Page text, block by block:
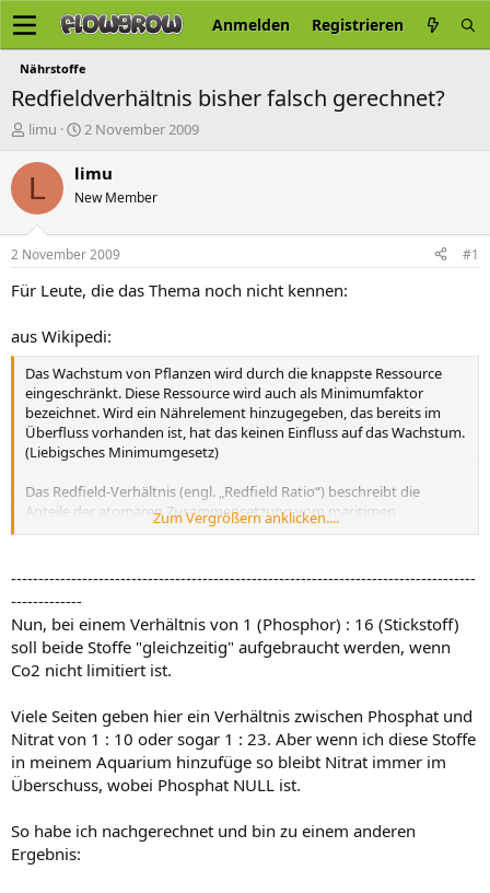
Anmelden Registrieren
Nährstoffe
Redfieldverhältnis bisher falsch gerechnet?
E
s
l
e
r
limu
E
s
e
t
m
2 November 2009
L limu
New Member
2 November 2009 #1
Für Leute, die das Thema noch nicht kennen:
aus Wikipedi:
Das Wachstum von Pflanzen wird durch die knappste Ressource
eingeschränkt. Diese Ressource wird auch als Minimumfaktor
bezeichnet. Wird ein Nährelement hinzugegeben, das bereits im
Überfluss vorhanden ist, hat das keinen Einfluss auf das Wachstum.
(Liebigsches Minimumgesetz)
Das Redfield-Verhältnis (engl. „Redfield Ratio“) beschreibt die
Anteile der atomaren Zusammensetzung vom maritimen
Phytoplankton. Das 1963 von Redfield, Ketchum und Richards
Es zeigte sich, dass dieses Verhältnis von 1:16 für Phosphor zu
Stickstoff auch auf die höheren Aquarienpflanzen zutrifft. Eine
Abweichung von diesem Verhältnis führt dazu, dass einer der
beiden Stoffe zuerst aufgebraucht wird und das Pflanzenwachstum
Zum Vergrößern anklicken....
-------------------------------------------------------------------------------------
-------------
Nun, bei einem Verhältnis von 1 (Phosphor) : 16 (Stickstoff)
soll beide Stoffe "gleichzeitig" aufgebraucht werden, wenn
Co2 nicht limitiert ist.
Viele Seiten geben hier ein Verhältnis zwischen Phosphat und
Nitrat von 1 : 10 oder sogar 1 : 23. Aber wenn ich diese Stoffe
in meinem Aquarium hinzufüge so bleibt Nitrat immer im
Überschuss, wobei Phosphat NULL ist.
So habe ich nachgerechnet und bin zu einem anderen
Ergebnis: